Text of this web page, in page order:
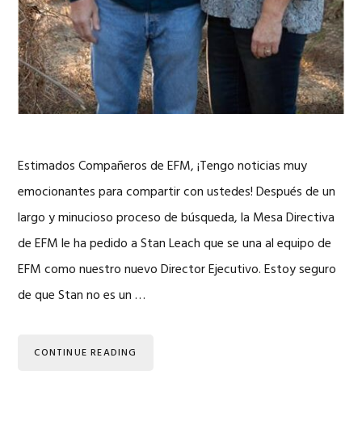
Estimados Compañeros de EFM, ¡Tengo noticias muy
emocionantes para compartir con ustedes! Después de un
largo y minucioso proceso de búsqueda, la Mesa Directiva
de EFM le ha pedido a Stan Leach que se una al equipo de
EFM como nuestro nuevo Director Ejecutivo. Estoy seguro
de que Stan no es un …
CONTINUE READING